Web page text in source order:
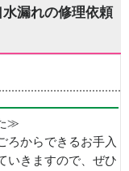
漏れの修理依頼
≫
ろからできるお手入
いきますので、ぜひ